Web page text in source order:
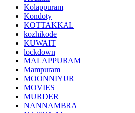
Kolappuram
Kondoty
KOTTAKKAL
kozhikode
KUWAIT
lockdown
MALAPPURAM
Mampuram
MOONNIYUR
MOVIES
MURDER
NANNAMBRA